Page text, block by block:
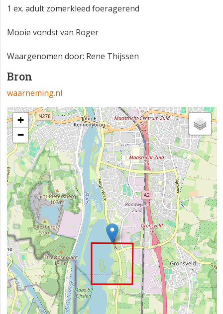
1 ex. adult zomerkleed foeragerend
Mooie vondst van Roger
Waargenomen door: Rene Thijssen
Bron
waarneming.nl
+
−